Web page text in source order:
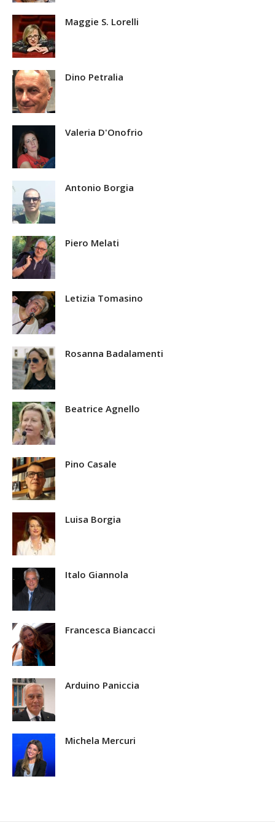
Maggie S. Lorelli
Dino Petralia
Valeria D'Onofrio
Antonio Borgia
Piero Melati
Letizia Tomasino
Rosanna Badalamenti
Beatrice Agnello
Pino Casale
Luisa Borgia
Italo Giannola
Francesca Biancacci
Arduino Paniccia
Michela Mercuri